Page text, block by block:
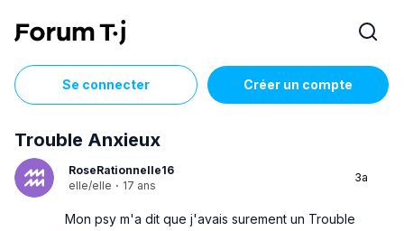
Se connecter Créer un compte
Trouble Anxieux
RoseRationnelle16
elle/elle · 17 ans
3a
Mon psy m'a dit que j'avais surement un Trouble